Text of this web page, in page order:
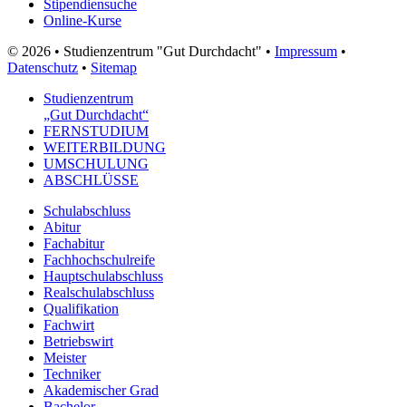
Stipendiensuche
Online-Kurse
© 2026 • Studienzentrum "Gut Durchdacht" • Impressum •
Datenschutz • Sitemap
Studienzentrum
„Gut Durchdacht“
FERNSTUDIUM
WEITERBILDUNG
UMSCHULUNG
ABSCHLÜSSE
Schulabschluss
Abitur
Fachabitur
Fachhochschulreife
Hauptschulabschluss
Realschulabschluss
Qualifikation
Fachwirt
Betriebswirt
Meister
Techniker
Akademischer Grad